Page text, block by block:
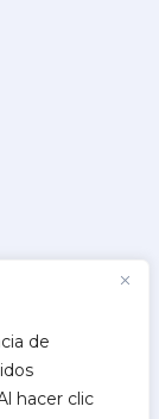
de
hacer clic